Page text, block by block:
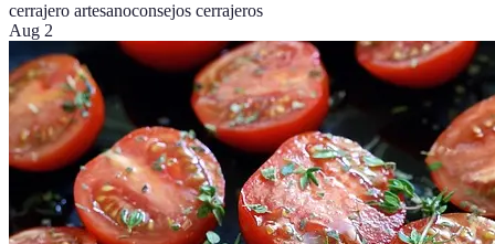
cerrajero artesanoconsejos cerrajeros
Aug 2